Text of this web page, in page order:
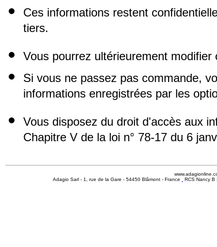
Ces informations restent
tiers.
Vous pourrez ultérieurement
Si vous ne passez pas commande,
informations enregistrées par les
Vous disposez du droit d'accès aux
Chapitre V de la loi n° 78-17 du 6
Adagio Sarl - 1, rue de la Gare - 54450 Blâmont - France
RCS Nancy B